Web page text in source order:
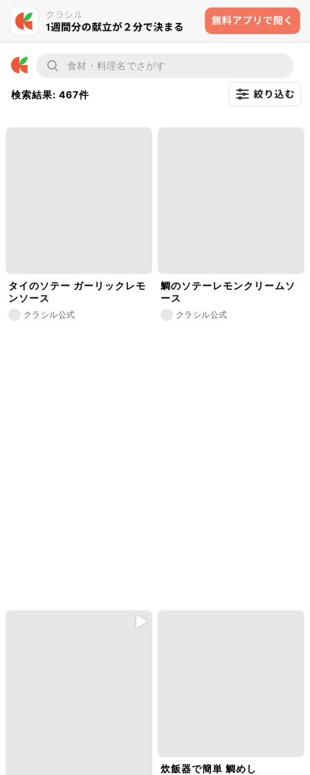
検索結果: 467件
タイのソテー ガーリックレモ
ンソース
クラシル公式
鯛のソテーレモンクリームソ
ース
クラシル公式
炊飯器で簡単 鯛めし